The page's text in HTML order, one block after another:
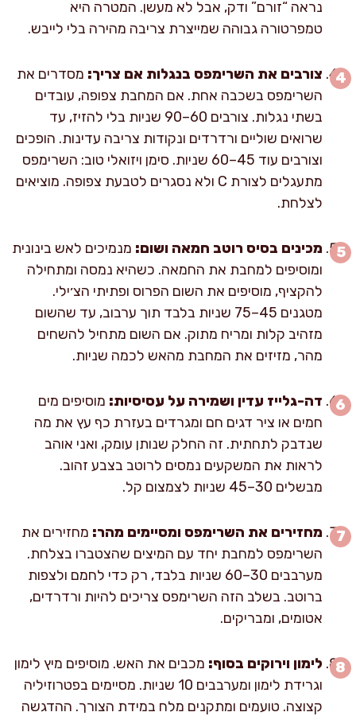
נראה “זורם” ודק, אבל לא מעשן. המטרה היא
טמפרטורה גבוהה שמייצרת צריבה מהירה בלי לייבש.
צורבים את השרימפס בנגלות אם צריך: מסדרים את
השרימפס בשכבה אחת. אם המחבת צפופה, עובדים
בשתי נגלות. צורבים 60–90 שניות בלי להזיז, עד
שרואים שוליים ורדרדים ונקודות צריבה עדינות. הופכים
וצורבים עוד 45–60 שניות. סימן ויזואלי טוב: השרימפס
מתעגלים לצורת C ולא נסגרים לטבעת צפופה. מוציאים
לצלחת.
מכינים בסיס רוטב חמאה ושום: מנמיכים לאש בינונית
ומוסיפים למחבת את החמאה. כשהיא נמסה ומתחילה
להקציף, מוסיפים את השום הפרוס ופתיתי הצ׳ילי.
מטגנים 45–75 שניות בלבד תוך ערבוב, עד שהשום
מזהיב קלות ומריח מתוק. אם השום מתחיל להשחים
מהר, מזיזים את המחבת מהאש לכמה שניות.
דה-גלייז עדין ושמירה על עסיסיות: מוסיפים מים
חמים או ציר דגים חם ומגרדים בעזרת כף עץ את מה
שנדבק לתחתית. זה החלק שנותן עומק, ואני אוהב
לראות את המשקעים נמסים לרוטב בצבע זהוב.
מבשלים 30–45 שניות לצמצום קל.
מחזירים את השרימפס ומסיימים מהר: מחזירים את
השרימפס למחבת יחד עם המיצים שהצטברו בצלחת.
מערבבים 30–60 שניות בלבד, רק כדי לחמם ולצפות
ברוטב. בשלב הזה השרימפס צריכים להיות ורדרדים,
אטומים, ומבריקים.
לימון וירוקים בסוף: מכבים את האש. מוסיפים מיץ לימון
וגרידת לימון ומערבבים 10 שניות. מסיימים בפטרוזיליה
קצוצה. טועמים ומתקנים מלח במידת הצורך. ההדגשה